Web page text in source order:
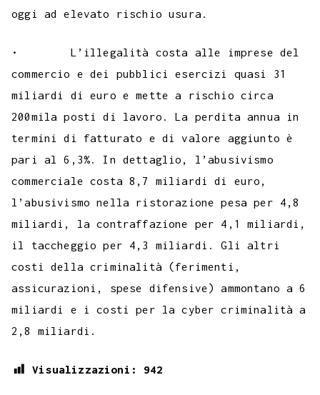
oggi ad elevato rischio usura.
• L’illegalità costa alle imprese del
commercio e dei pubblici esercizi quasi 31
miliardi di euro e mette a rischio circa
200mila posti di lavoro. La perdita annua in
termini di fatturato e di valore aggiunto è
pari al 6,3%. In dettaglio, l’abusivismo
commerciale costa 8,7 miliardi di euro,
l’abusivismo nella ristorazione pesa per 4,8
miliardi, la contraffazione per 4,1 miliardi,
il taccheggio per 4,3 miliardi. Gli altri
costi della criminalità (ferimenti,
assicurazioni, spese difensive) ammontano a 6
miliardi e i costi per la cyber criminalità a
2,8 miliardi.
Visualizzazioni: 942